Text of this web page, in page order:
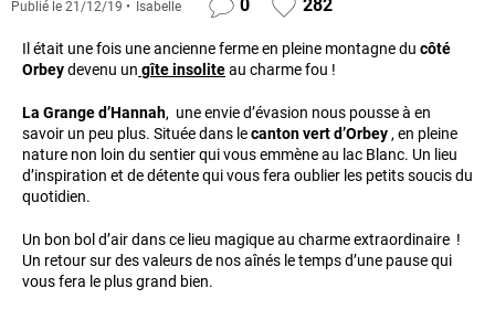
Publié le 21/12/19 Isabelle 0 282
Il était une fois une ancienne ferme en pleine montagne du côté
Orbeydevenu un gîte insoliteau charme fou !
La Grange d’Hannah, une envie d’évasion nous pousse à en
savoir un peu plus. Située dans lecanton vert d’Orbey , en pleine
nature non loin du sentier qui vous emmène au lac Blanc. Un lieu
d’inspiration et de détente qui vous fera oublier les petits soucis du
quotidien.
Un bon bol d’air dans ce lieu magique au charme extraordinaire !
Un retour sur des valeurs de nos aînés le temps d’une pause qui
vous fera le plus grand bien.